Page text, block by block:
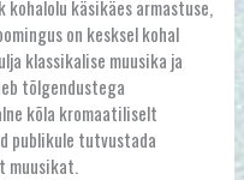
käsikäes armastuse,
on kesksel kohal
klassikalise muusika ja
tõlgendustega
kõla kromaatiliselt
publikule tutvustada
muusikat.